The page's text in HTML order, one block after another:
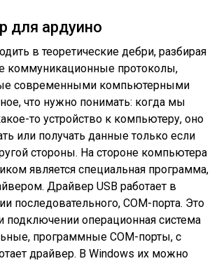
для ардуино
в теоретические дебри, разбирая
коммуникационные протоколы,
современными компьютерными
что нужно понимать: когда мы
то устройство к компьютеру, оно
или получать данные только если
стороны. На стороне компьютера
является специальная программа,
Драйвер USB работает в
последовательного, COM-порта. Это
подключении операционная система
программные COM-порты, с
драйвер. В Windows их можно